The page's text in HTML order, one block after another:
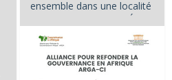
ensemble dans une localité
et/ou dans un pays. L'État...